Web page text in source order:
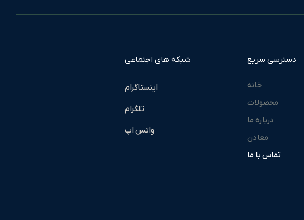
دسترسی سریع
خانه
محصولات
درباره ما
معادن
تماس با ما
شبکه های اجتماعی
اینستاگرام
تلگرام
واتس اپ